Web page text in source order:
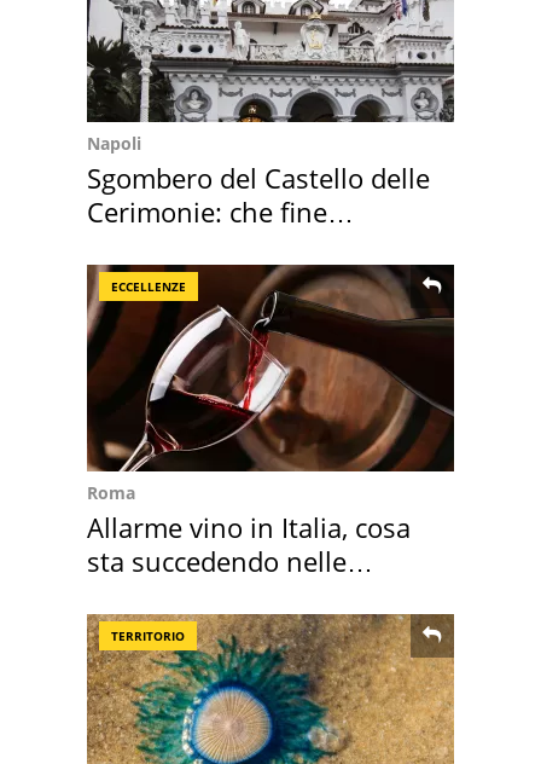
Napoli
Sgombero del Castello delle
Cerimonie: che fine
ECCELLENZE
Roma
Allarme vino in Italia, cosa
sta succedendo nelle
TERRITORIO